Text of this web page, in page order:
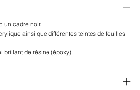
un cadre noir.
ainsi que différentes teintes de feuilles
brillant de résine (époxy).